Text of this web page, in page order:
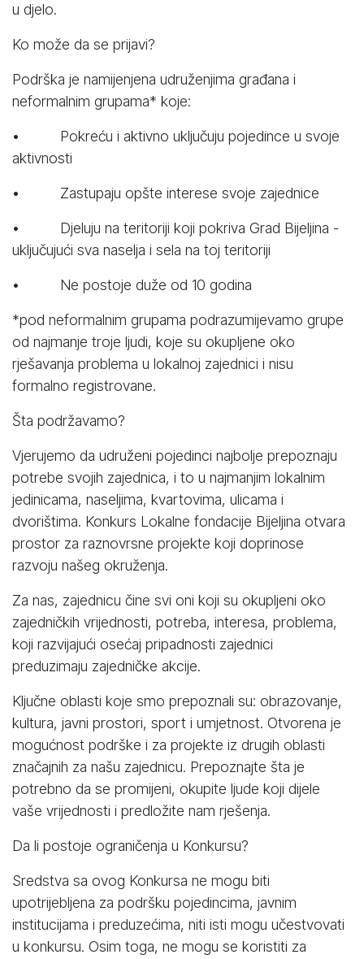
u djelo.
Ko može da se prijavi?
Podrška je namijenjena udruženjima građana i
neformalnim grupama* koje:
• Pokreću i aktivno uključuju pojedince u svoje
aktivnosti
• Zastupaju opšte interese svoje zajednice
• Djeluju na teritoriji koji pokriva Grad Bijeljina -
uključujući sva naselja i sela na toj teritoriji
• Ne postoje duže od 10 godina
*pod neformalnim grupama podrazumijevamo grupe
od najmanje troje ljudi, koje su okupljene oko
rješavanja problema u lokalnoj zajednici i nisu
formalno registrovane.
Šta podržavamo?
Vjerujemo da udruženi pojedinci najbolje prepoznaju
potrebe svojih zajednica, i to u najmanjim lokalnim
jedinicama, naseljima, kvartovima, ulicama i
dvorištima. Konkurs Lokalne fondacije Bijeljina otvara
prostor za raznovrsne projekte koji doprinose
razvoju našeg okruženja.
Za nas, zajednicu čine svi oni koji su okupljeni oko
zajedničkih vrijednosti, potreba, interesa, problema,
koji razvijajući osećaj pripadnosti zajednici
preduzimaju zajedničke akcije.
Ključne oblasti koje smo prepoznali su: obrazovanje,
kultura, javni prostori, sport i umjetnost. Otvorena je
mogućnost podrške i za projekte iz drugih oblasti
značajnih za našu zajednicu. Prepoznajte šta je
potrebno da se promijeni, okupite ljude koji dijele
vaše vrijednosti i predložite nam rješenja.
Da li postoje ograničenja u Konkursu?
Sredstva sa ovog Konkursa ne mogu biti
upotrijebljena za podršku pojedincima, javnim
institucijama i preduzećima, niti isti mogu učestvovati
u konkursu. Osim toga, ne mogu se koristiti za